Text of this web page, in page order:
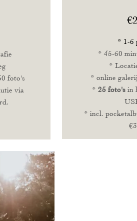
foto's
via
* 1-6
* 45-60
*
* online
* 25foto'sin
* incl.